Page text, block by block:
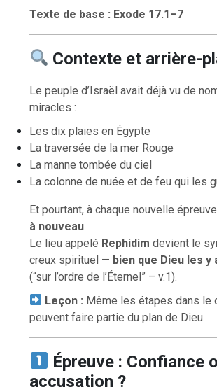
Texte de base : Exode 17.1–7
Contexte et arrière-
Le peuple d’Israël avait déjà vu de
miracles :
Les dix plaies en Égypte
La traversée de la mer Rouge
La manne tombée du ciel
La colonne de nuée et de feu qui les
Et pourtant, à chaque nouvelle
à nouveau.
Le lieu appelé Rephidim devient le
creux spirituel — bien que Dieu les y
(“sur l’ordre de l’Éternel” – v.1).
Leçon : Même les étapes dans le
peuvent faire partie du plan de Dieu.
Épreuve : Confiance
accusation ?